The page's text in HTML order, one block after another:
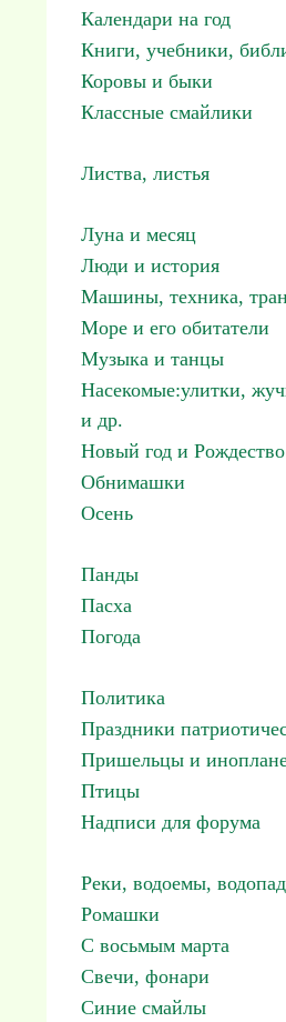
Календари на год
Книги, учебники,
Коровы и быки
Классные смайлики
Листва, листья
Луна и месяц
Люди и история
Машины, техника,
Море и его обитатели
Музыка и танцы
Насекомые:улитки,
и др.
Новый год и Рождество
Обнимашки
Осень
Панды
Пасха
Погода
Политика
Праздники
Пришельцы и
Птицы
Надписи для форума
Реки, водоемы,
Ромашки
С восьмым марта
Свечи, фонари
Синие смайлы